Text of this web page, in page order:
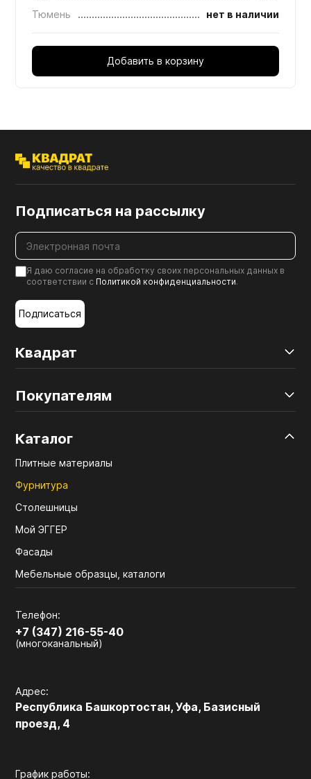
Тюмень
нет в наличии
Добавить в корзину
Квадрат
Покупателям
Каталог
Плитные материалы
Фурнитура
Столешницы
Мой ЭГГЕР
Фасады
Мебельные образцы, каталоги
Телефон:
+7 (347) 216-55-40
(многоканальный)
Адрес:
Республика Башкортостан, Уфа, Базисный
проезд, 4
График работы:
Подписаться на рассылку
Я даю согласие на обработку своих персональных данных в
соответствии с Политикой конфиденциальности.
Подписаться